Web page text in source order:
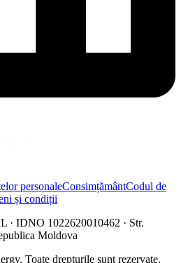
personaleConsimțământCodul de
și condiții
· IDNO 1022620010462 · Str.
Moldova
Toate drepturile sunt rezervate.